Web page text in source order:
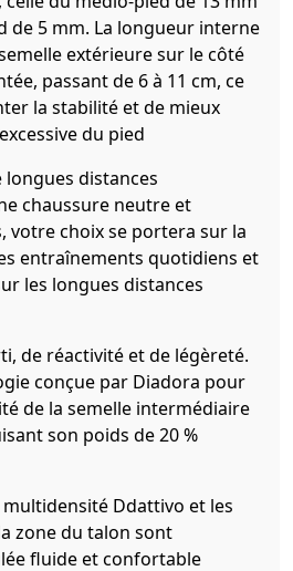
de 5 mm. La longueur interne
extérieure sur le côté
passant de 6 à 11 cm, ce
la stabilité et de mieux
du pied
distances
chaussure neutre et
votre choix se portera sur la
entraînements quotidiens et
les longues distances
de réactivité et de légèreté.
conçue par Diadora pour
de la semelle intermédiaire
son poids de 20 %
Ddattivo et les
zone du talon sont
fluide et confortable